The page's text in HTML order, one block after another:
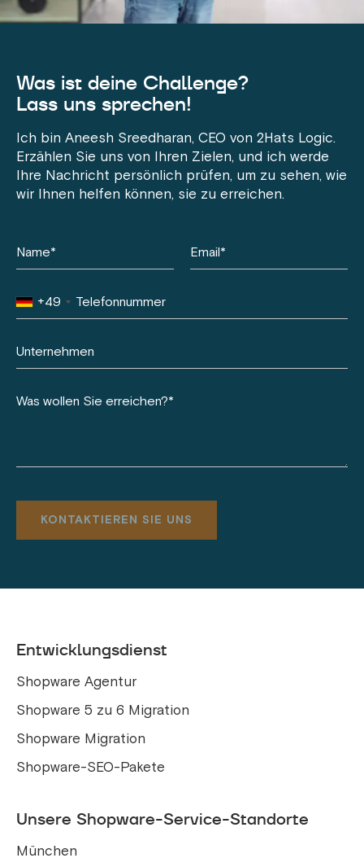
Was ist deine Challenge?
Lass uns sprechen!
Ich bin Aneesh Sreedharan, CEO von 2Hats Logic.
Erzählen Sie uns von Ihren Zielen, und ich werde
Ihre Nachricht persönlich prüfen, um zu sehen, wie
wir Ihnen helfen können, sie zu erreichen.
+49
Entwicklungsdienst
Shopware Agentur
Shopware 5 zu 6 Migration
Shopware Migration
Shopware-SEO-Pakete
Unsere Shopware-Service-Standorte
München